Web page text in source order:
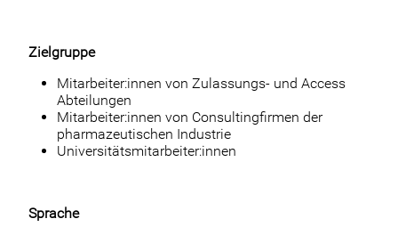
Zielgruppe
Mitarbeiter:innen von Zulassungs- und Access
Abteilungen
Mitarbeiter:innen von Consultingfirmen der
pharmazeutischen Industrie
Universitätsmitarbeiter:innen
Sprache